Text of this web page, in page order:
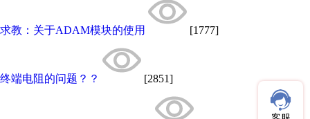
求教：关于ADAM模块的使用 [1777]
终端电阻的问题？？ [2851]